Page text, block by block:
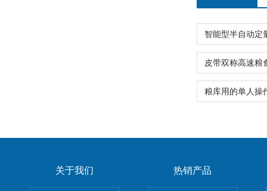
关于我们 热销产品